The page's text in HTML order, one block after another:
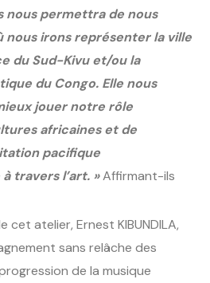
nous permettra de nous
irons représenter la ville
du Sud-Kivu et/ou la
du Congo. Elle nous
jouer notre rôle
africaines et de
pacifique
travers l’art. »Affirmant-ils
cet atelier, Ernest KIBUNDILA,
sans relâche des
de la musique